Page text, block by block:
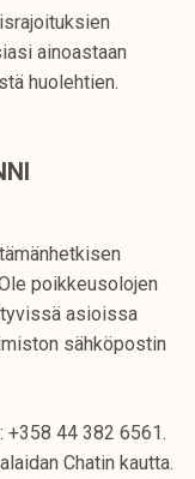
ainoastaan
huolehtien.
poikkeusolojen
asioissa
sähköpostin
+358 44 382 6561.
Chatin kautta.